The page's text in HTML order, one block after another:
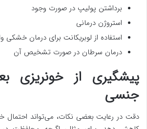
برداشتن پولیپ در صورت وجود
استروژن درمانی
استفاده از لوبریکانت برای درمان خشکی
درمان سرطان در صورت تشخیص آن
پیشگیری از خونریزی
جنسی
دقت در رعایت بعضی نکات، می‌تواند احتمال